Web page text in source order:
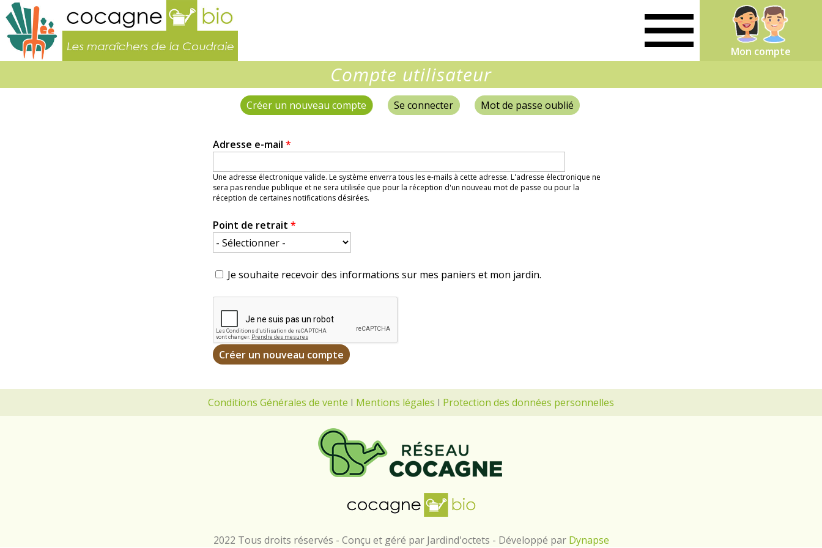
Mon compte
Compte utilisateur
Créer un nouveau compte (onglet actif)
Se connecter Mot de passe oublié
Adresse e-mail *
Une adresse électronique valide. Le système enverra tous les e-mails à cette adresse. L'adresse électronique ne
sera pas rendue publique et ne sera utilisée que pour la réception d'un nouveau mot de passe ou pour la
réception de certaines notifications désirées.
Point de retrait *
Je souhaite recevoir des informations sur mes paniers et mon jardin.
Conditions Générales de vente I Mentions légales I Protection des données personnelles
2022 Tous droits réservés - Conçu et géré par Jardind'octets - Développé par Dynapse